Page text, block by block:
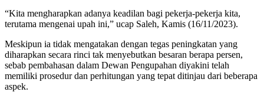
“Kita mengharapkan adanya keadilan bagi pekerja-pekerja kita,
terutama mengenai upah ini,” ucap Saleh, Kamis (16/11/2023).
Meskipun ia tidak mengatakan dengan tegas peningkatan yang
diharapkan secara rinci tak menyebutkan besaran berapa persen,
sebab pembahasan dalam Dewan Pengupahan diyakini telah
memiliki prosedur dan perhitungan yang tepat ditinjau dari beberapa
aspek.